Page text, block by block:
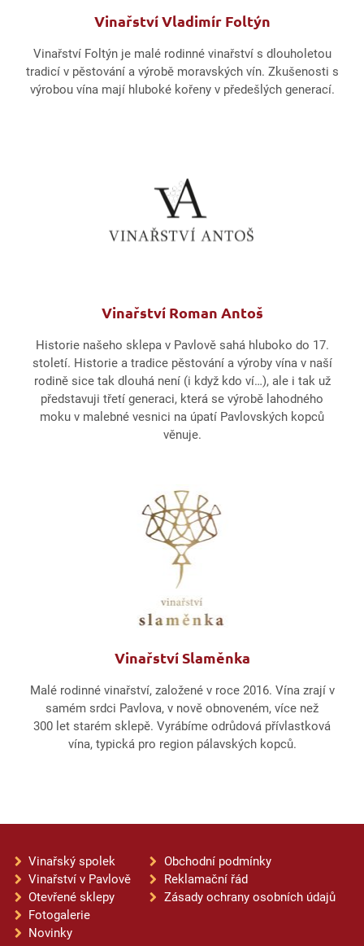
Vinařství Vladimír Foltýn
Vinařství Foltýn je malé rodinné vinařství s dlouholetou
tradicí v pěstování a výrobě moravských vín. Zkušenosti s
výrobou vína mají hluboké kořeny v předešlých generací.
Vinařství Roman Antoš
Historie našeho sklepa v Pavlově sahá hluboko do 17.
století. Historie a tradice pěstování a výroby vína v naší
rodině sice tak dlouhá není (i když kdo ví…), ale i tak už
představuji třetí generaci, která se výrobě lahodného
moku v malebné vesnici na úpatí Pavlovských kopců
věnuje.
Vinařství Slaměnka
Malé rodinné vinařství, založené v roce 2016. Vína zrají v
samém srdci Pavlova, v nově obnoveném, více než
300 let starém sklepě. Vyrábíme odrůdová přívlastková
vína, typická pro region pálavských kopců.
Vinařský spolek
Vinařství v Pavlově
Otevřené sklepy
Fotogalerie
Novinky
Obchodní podmínky
Reklamační řád
Zásady ochrany osobních údajů